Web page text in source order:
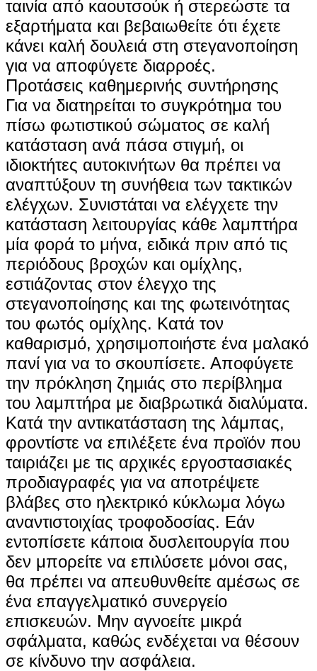
ταινία από καουτσούκ ή στερεώστε τα
εξαρτήματα και βεβαιωθείτε ότι έχετε
κάνει καλή δουλειά στη στεγανοποίηση
για να αποφύγετε διαρροές.
Προτάσεις καθημερινής συντήρησης
Για να διατηρείται το συγκρότημα του
πίσω φωτιστικού σώματος σε καλή
κατάσταση ανά πάσα στιγμή, οι
ιδιοκτήτες αυτοκινήτων θα πρέπει να
αναπτύξουν τη συνήθεια των τακτικών
ελέγχων. Συνιστάται να ελέγχετε την
κατάσταση λειτουργίας κάθε λαμπτήρα
μία φορά το μήνα, ειδικά πριν από τις
περιόδους βροχών και ομίχλης,
εστιάζοντας στον έλεγχο της
στεγανοποίησης και της φωτεινότητας
του φωτός ομίχλης. Κατά τον
καθαρισμό, χρησιμοποιήστε ένα μαλακό
πανί για να το σκουπίσετε. Αποφύγετε
την πρόκληση ζημιάς στο περίβλημα
του λαμπτήρα με διαβρωτικά διαλύματα.
Κατά την αντικατάσταση της λάμπας,
φροντίστε να επιλέξετε ένα προϊόν που
ταιριάζει με τις αρχικές εργοστασιακές
προδιαγραφές για να αποτρέψετε
βλάβες στο ηλεκτρικό κύκλωμα λόγω
αναντιστοιχίας τροφοδοσίας. Εάν
εντοπίσετε κάποια δυσλειτουργία που
δεν μπορείτε να επιλύσετε μόνοι σας,
θα πρέπει να απευθυνθείτε αμέσως σε
ένα επαγγελματικό συνεργείο
επισκευών. Μην αγνοείτε μικρά
σφάλματα, καθώς ενδέχεται να θέσουν
σε κίνδυνο την ασφάλεια.